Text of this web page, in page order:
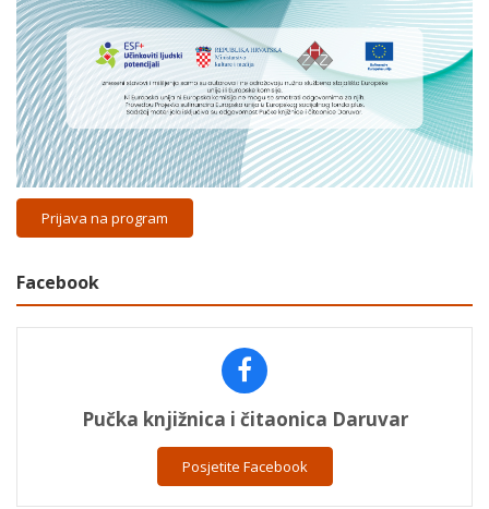
Prijava na program
Facebook
Pučka knjižnica i čitaonica Daruvar
Posjetite Facebook